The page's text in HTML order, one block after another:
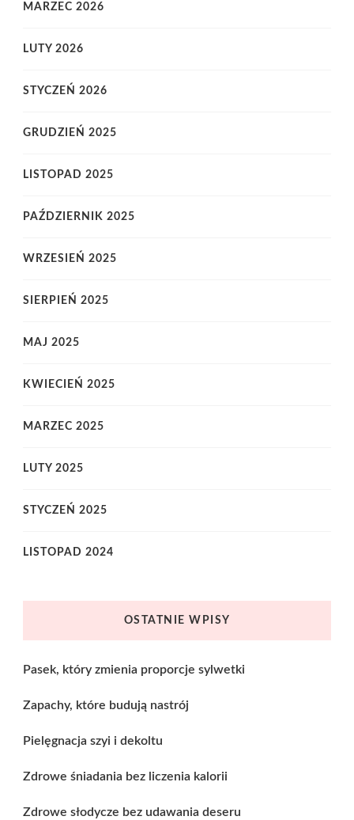
MARZEC 2026
LUTY 2026
STYCZEŃ 2026
GRUDZIEŃ 2025
LISTOPAD 2025
PAŹDZIERNIK 2025
WRZESIEŃ 2025
SIERPIEŃ 2025
MAJ 2025
KWIECIEŃ 2025
MARZEC 2025
LUTY 2025
STYCZEŃ 2025
LISTOPAD 2024
OSTATNIE WPISY
Pasek, który zmienia proporcje sylwetki
Zapachy, które budują nastrój
Pielęgnacja szyi i dekoltu
Zdrowe śniadania bez liczenia kalorii
Zdrowe słodycze bez udawania deseru